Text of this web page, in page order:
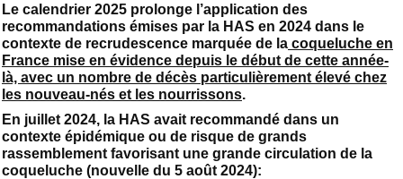
Le calendrier 2025 prolonge l’application des
recommandations émises par la HAS en 2024 dans le
contexte de recrudescence marquée de la coqueluche en
France mise en évidence depuis le début de cette année-
là, avec un nombre de décès particulièrement élevé chez
les nouveau-nés et les nourrissons.
En juillet 2024, la HAS avait recommandé dans un
contexte épidémique ou de risque de grands
rassemblement favorisant une grande circulation de la
coqueluche (nouvelle du 5 août 2024):